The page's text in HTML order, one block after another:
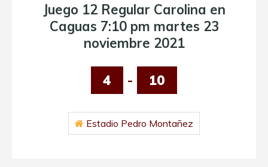
Juego 12 Regular Carolina en
Caguas 7:10 pm martes 23
noviembre 2021
4 - 10
Estadio Pedro Montañez